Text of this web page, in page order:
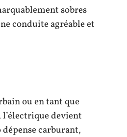
sobres
conduite agréable et
ou en tant que
devient
carburant,